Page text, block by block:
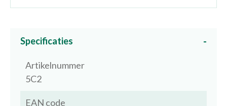
Specificaties
Artikelnummer
5C2
EAN code